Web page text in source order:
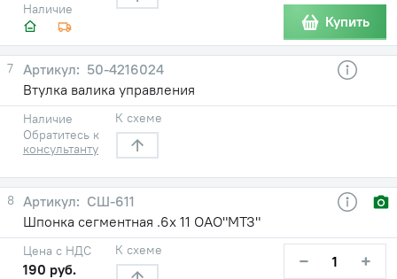
Наличие
Купить
7
50-4216024
Втулка валика управления
Наличие
Обратитесь к
консультанту
К схеме
8
СШ-611
Шпонка сегментная .6х 11 ОАО"МТЗ"
Цена с НДС
190 руб.
К схеме − +